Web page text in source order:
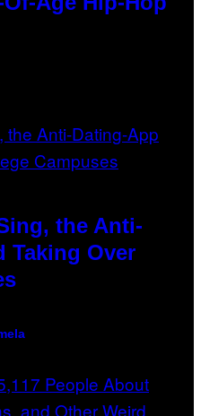
the Anti-
Taking Over